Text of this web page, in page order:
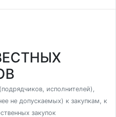
исполнителей),
не допускаемых) к закупкам, к
закупок